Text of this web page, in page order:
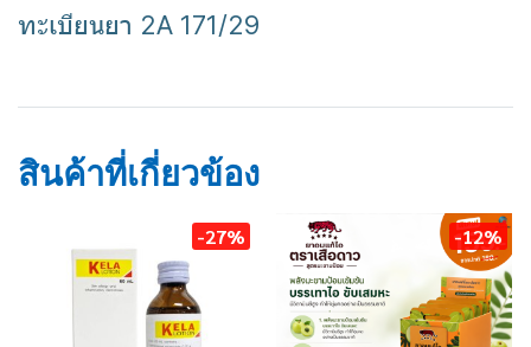
ทะเบียนยา 2A 171/29
สินค้าที่เกี่ยวข้อง
-27% -12%